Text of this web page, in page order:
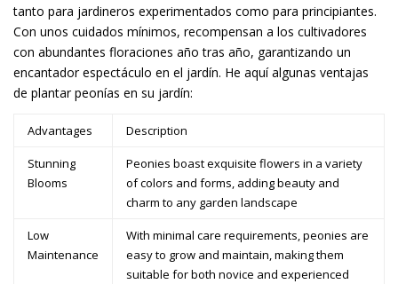
tanto para jardineros experimentados como para principiantes.
Con unos cuidados mínimos, recompensan a los cultivadores
con abundantes floraciones año tras año, garantizando un
encantador espectáculo en el jardín. He aquí algunas ventajas
de plantar peonías en su jardín:
Advantages Description
Stunning
Blooms
Peonies boast exquisite flowers in a variety
of colors and forms, adding beauty and
charm to any garden landscape
Low
Maintenance
With minimal care requirements, peonies are
easy to grow and maintain, making them
suitable for both novice and experienced